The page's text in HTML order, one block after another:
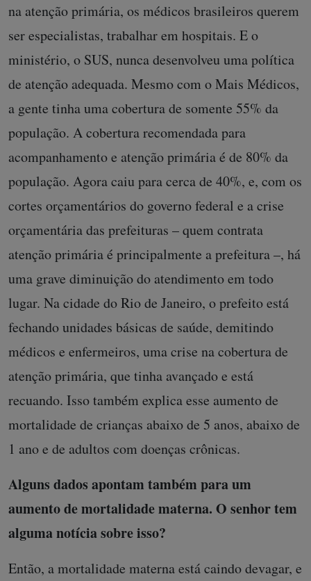
na atenção primária, os médicos brasileiros querem
ser especialistas, trabalhar em hospitais. E o
ministério, o SUS, nunca desenvolveu uma política
de atenção adequada. Mesmo com o Mais Médicos,
a gente tinha uma cobertura de somente 55% da
população. A cobertura recomendada para
acompanhamento e atenção primária é de 80% da
população. Agora caiu para cerca de 40%, e, com os
cortes orçamentários do governo federal e a crise
orçamentária das prefeituras – quem contrata
atenção primária é principalmente a prefeitura –, há
uma grave diminuição do atendimento em todo
lugar. Na cidade do Rio de Janeiro, o prefeito está
fechando unidades básicas de saúde, demitindo
médicos e enfermeiros, uma crise na cobertura de
atenção primária, que tinha avançado e está
recuando. Isso também explica esse aumento de
mortalidade de crianças abaixo de 5 anos, abaixo de
1 ano e de adultos com doenças crônicas.
Alguns dados apontam também para um
aumento de mortalidade materna. O senhor tem
alguma notícia sobre isso?
Então, a mortalidade materna está caindo devagar, e